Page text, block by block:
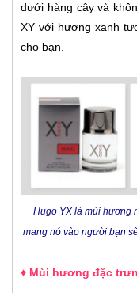
dưới hàng cây và
XY với hương xanh
cho bạn.
Hugo YX là mùi hương
mang nó vào người bạn
♦ Mùi hương đặc